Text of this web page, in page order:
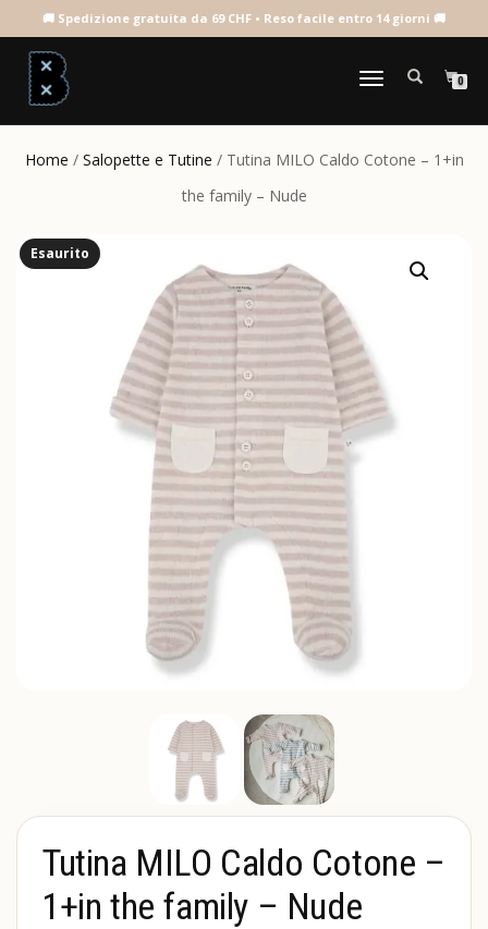
NAVIGAZIONE
0
Home / Salopette e Tutine / Tutina MILO Caldo Cotone – 1+in
the family – Nude
Esaurito
Tutina MILO Caldo Cotone –
1+in the family – Nude